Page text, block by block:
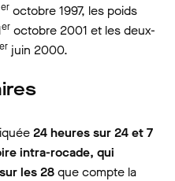
er octobre 1997, les poids
er octobre 2001 et les deux-
er juin 2000.
24 heures sur 24 et 7
intra-rocade, qui
les 28que compte la